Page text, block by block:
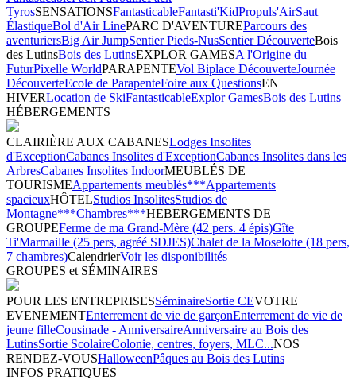
TyrosSENSATIONSFantasticableFantasti'KidPropuls'AirSaut
ÉlastiqueBol d'Air LinePARC D'AVENTUREParcours des
aventuriersBig Air JumpSentier Pieds-NusSentier DécouverteBois
des LutinsBois des LutinsEXPLOR GAMESA l'Origine du
FuturPixelle WorldPARAPENTEVol Biplace DécouverteJournée
DécouverteEcole de ParapenteFoire aux QuestionsEN
HIVERLocation de SkiFantasticableExplor GamesBois des Lutins
HÉBERGEMENTS
CLAIRIÈRE AUX CABANESLodges Insolites
d'ExceptionCabanes Insolites d'ExceptionCabanes Insolites dans les
ArbresCabanes Insolites IndoorMEUBLÉS DE
TOURISMEAppartements meublés***Appartements
spacieuxHÔTELStudios InsolitesStudios de
Montagne***Chambres***HEBERGEMENTS DE
GROUPEFerme de ma Grand-Mère (42 pers. 4 épis)Gîte
Ti'Marmaille (25 pers, agréé SDJES)Chalet de la Moselotte (18 pers,
7 chambres)CalendrierVoir les disponibilités
GROUPES et SÉMINAIRES
POUR LES ENTREPRISESSéminaireSortie CEVOTRE
EVENEMENTEnterrement de vie de garçonEnterrement de vie de
jeune filleCousinade - AnniversaireAnniversaire au Bois des
LutinsSortie ScolaireColonie, centres, foyers, MLC...NOS
RENDEZ-VOUSHalloweenPâques au Bois des Lutins
INFOS PRATIQUES